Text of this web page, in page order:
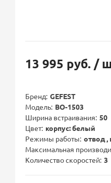
13 995 руб. /
Бренд GEFEST
Модель ВО-1503
Ширина встраивания 50
Цвет корпус: белый
Режимы работы отвод ,
Максимальная
Количество скоростей 3